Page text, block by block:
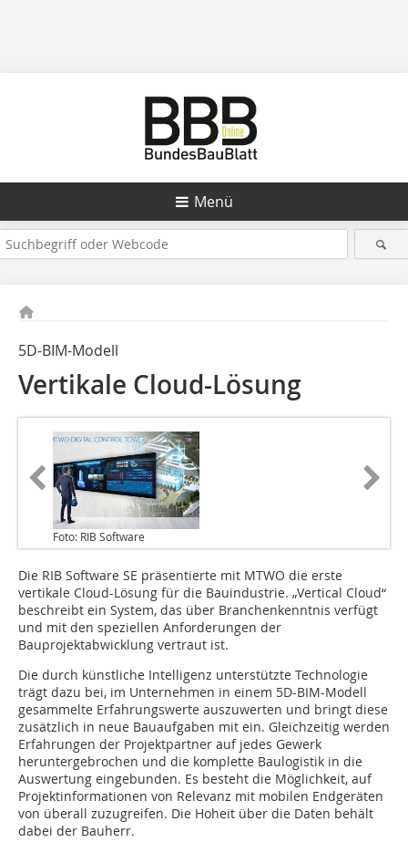
Menü
5D-BIM-Modell
Vertikale Cloud-Lösung
Foto: RIB Software
Die RIB Software SE präsentierte mit MTWO die erste
vertikale Cloud-Lösung für die Bauindustrie. „Vertical Cloud“
beschreibt ein System, das über Branchenkenntnis verfügt
und mit den speziellen Anforderungen der
Bauprojektabwicklung vertraut ist.
Die durch künstliche Intelligenz unterstützte Technologie
trägt dazu bei, im Unternehmen in einem 5D-BIM-Modell
gesammelte Erfahrungswerte auszuwerten und bringt diese
zusätzlich in neue Bauaufgaben mit ein. Gleichzeitig werden
Erfahrungen der Projektpartner auf jedes Gewerk
heruntergebrochen und die komplette Baulogistik in die
Auswertung eingebunden. Es besteht die Möglichkeit, auf
Projektinformationen von Relevanz mit mobilen Endgeräten
von überall zuzugreifen. Die Hoheit über die Daten behält
dabei der Bauherr.